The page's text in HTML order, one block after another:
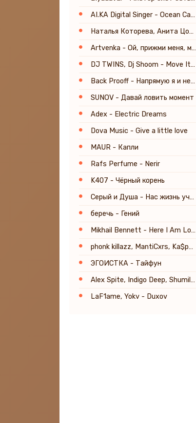
AI.KA Digital Singer - Ocean Calling
Наталья Которева, Анита Цой - Все только начинается
Artvenka - Ой, прижми меня, милок
DJ TWINS, Dj Shoom - Move It Down
Back Prooff - Напрямую я и не скажу
SUNOV - Давай ловить момент
Adex - Electric Dreams
Dova Music - Give a little love
MAUR - Капли
Rafs Perfume - Nerir
K407 - Чёрный корень
Серый и Душа - Нас жизнь учила быть людьми
беречь - Гений
Mikhail Bennett - Here I Am Lord
phonk killazz, MantiCxrs, Ka$per - LA DI DIE hoodtrap
ЭГОИСТКА - Тайфун
Alex Spite, Indigo Deep, Shumilin - Mi Amor
LaF1ame, Yokv - Duxov